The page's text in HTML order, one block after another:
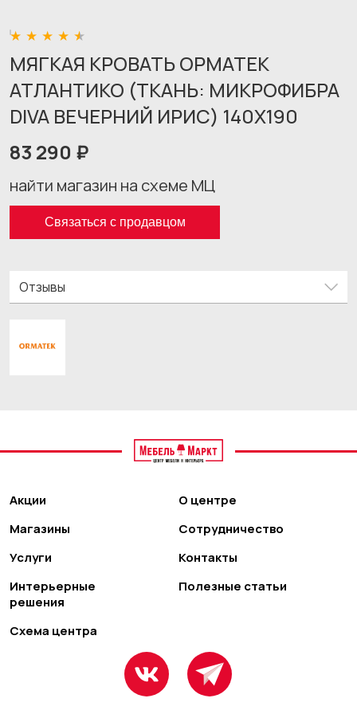
МЯГКАЯ КРОВАТЬ ОРМАТЕК
АТЛАНТИКО (ТКАНЬ: МИКРОФИБРА
DIVA ВЕЧЕРНИЙ ИРИС) 140X190
83 290 ₽
найти магазин на схеме МЦ
Связаться с продавцом
Отзывы
Акции
Магазины
Услуги
Интерьерные
решения
Схема центра
О центре
Сотрудничество
Контакты
Полезные статьи